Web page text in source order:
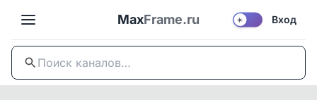
MaxFrame.ru ☀️ Вход